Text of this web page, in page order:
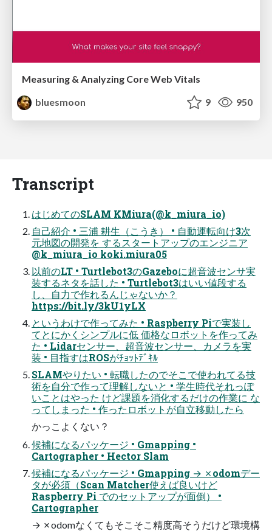
Measuring & Analyzing Core Web Vitals
bluesmoon
9 950
Transcript
はじめてのSLAM KMiura(@k_miura_io)
自己紹介 • 三浦 耕生（こうき） • 自動運転向け3次
元地図の開発を するスタートアップのエンジニア
@k_miura_io koki.miura05
以前のLT • Turtlebot3のGazeboに超音波センサ実
装するネタを話した • Turtlebot3はいい値段する
し、自力で作れるんじゃないか？
https://bit.ly/3kU1yLX
というわけで作ってみた • Raspberry Piで実装し
てとにかくシンプルに低 価格なロボットを作ってみ
た • Lidarセンサー、超音波センサー、カメラを実
装 • 目指すはROSがﾁｮｯﾄﾃﾞｷﾙ
SLAMやりたい • 転職したのでそこで使われてる技
術を自分で作って理解しないと • 学生時代それっぽ
いことはやった けど課題を消化するだけの作業に な
ってしまった • 作ったロボットが自立移動したら
かっこよくない？
候補になるパッケージ • Gmapping •
Cartographer • Hector Slam
候補になるパッケージ • Gmapping → ✗odomデー
タが必須（Scan Matcher使えば良いけど
Raspberry Pi でのセットアップが面倒） •
Cartographer
→ ✗odomなくてもそこそこ精度高そうだけど環境構